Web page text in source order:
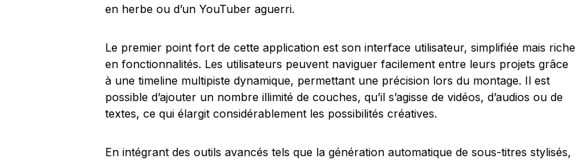
en herbe ou d’un YouTuber aguerri.
Le premier point fort de cette application est son interface utilisateur, simplifiée mais riche
en fonctionnalités. Les utilisateurs peuvent naviguer facilement entre leurs projets grâce
à une timeline multipiste dynamique, permettant une précision lors du montage. Il est
possible d’ajouter un nombre illimité de couches, qu’il s’agisse de vidéos, d’audios ou de
textes, ce qui élargit considérablement les possibilités créatives.
En intégrant des outils avancés tels que la génération automatique de sous-titres stylisés,